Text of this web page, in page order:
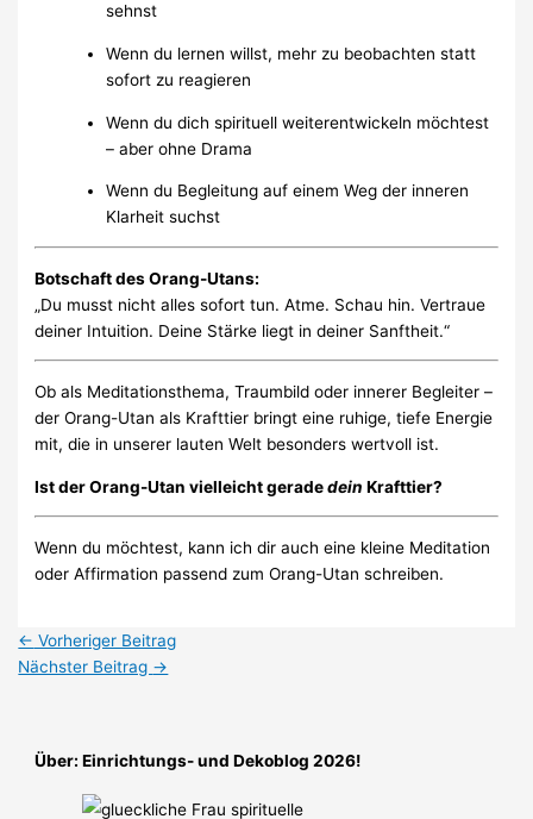
sehnst
Wenn du lernen willst, mehr zu beobachten statt
sofort zu reagieren
Wenn du dich spirituell weiterentwickeln möchtest
– aber ohne Drama
Wenn du Begleitung auf einem Weg der inneren
Klarheit suchst
Botschaft des Orang-Utans:
„Du musst nicht alles sofort tun. Atme. Schau hin. Vertraue
deiner Intuition. Deine Stärke liegt in deiner Sanftheit.“
Ob als Meditationsthema, Traumbild oder innerer Begleiter –
der Orang-Utan als Krafttier bringt eine ruhige, tiefe Energie
mit, die in unserer lauten Welt besonders wertvoll ist.
Ist der Orang-Utan vielleicht geradedein Krafttier?
Wenn du möchtest, kann ich dir auch eine kleine Meditation
oder Affirmation passend zum Orang-Utan schreiben.
← Vorheriger Beitrag
Nächster Beitrag →
Über: Einrichtungs- und Dekoblog 2026!